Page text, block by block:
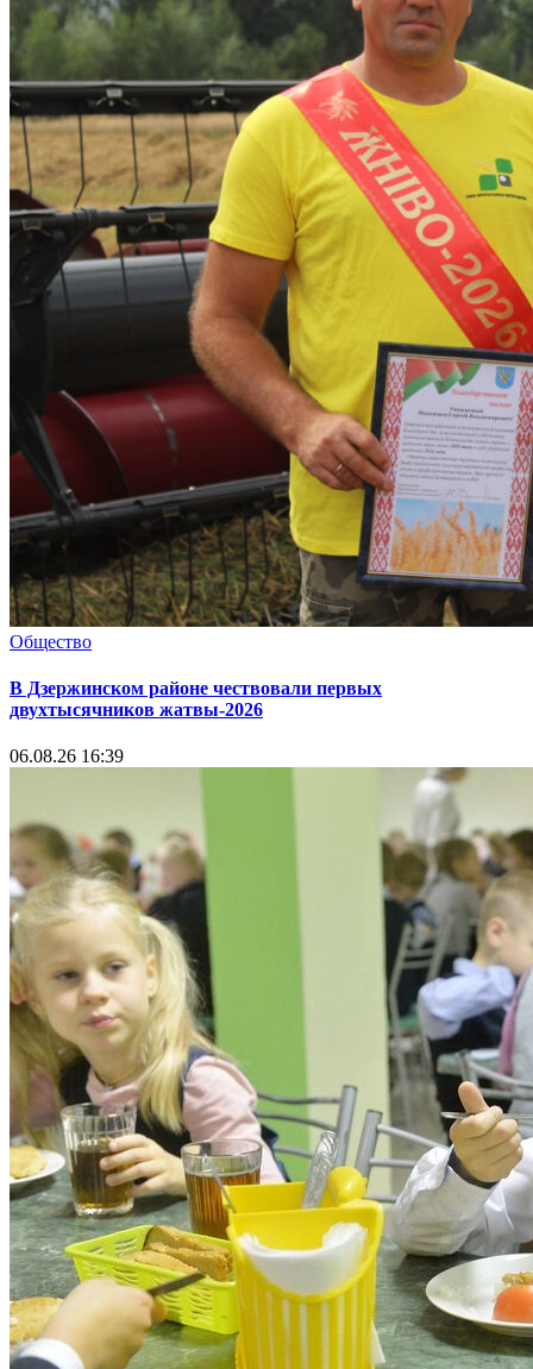
Общество
В Дзержинском районе чествовали первых
двухтысячников жатвы-2026
06.08.26 16:39